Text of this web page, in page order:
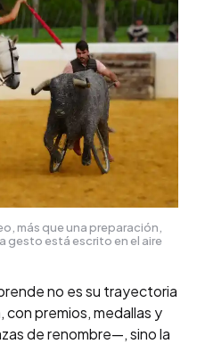
más que una preparación,
gesto está escrito en el aire
no es su trayectoria
premios, medallas y
de renombre—, sino la